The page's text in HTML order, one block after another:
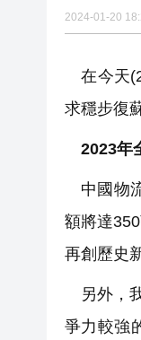
2024-01-20
在今天
求穩步復
2023年
中國物
額將達
再創歷史
另外，
爭力較強